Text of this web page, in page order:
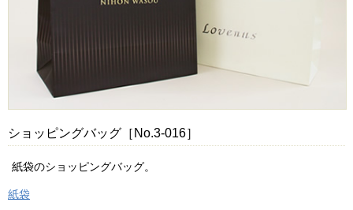
ショッピングバッグ［No.3-016］
紙袋のショッピングバッグ。
紙袋